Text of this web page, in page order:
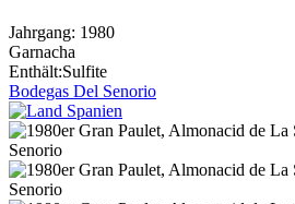
Jahrgang: 1980
Garnacha
Enthält:Sulfite
Bodegas Del Senorio